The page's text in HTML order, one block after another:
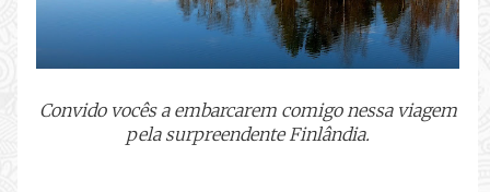
Convido vocês a embarcarem comigo nessa viagem
pela surpreendente Finlândia.